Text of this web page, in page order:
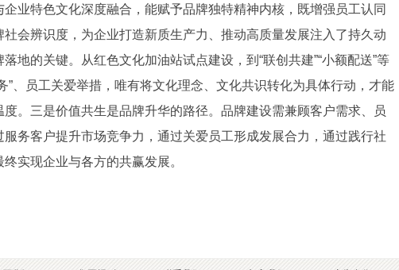
业特色文化深度融合，能赋予品牌独特精神内核，既增强员工认同
会辨识度，为企业打造新质生产力、推动高质量发展注入了持久动
地的关键。从红色文化加油站试点建设，到“联创共建”“小额配送”等
”、员工关爱举措，唯有将文化理念、文化共识转化为具体行动，才能
。三是价值共生是品牌升华的路径。品牌建设需兼顾客户需求、员
务客户提升市场竞争力，通过关爱员工形成发展合力，通过践行社
实现企业与各方的共赢发展。